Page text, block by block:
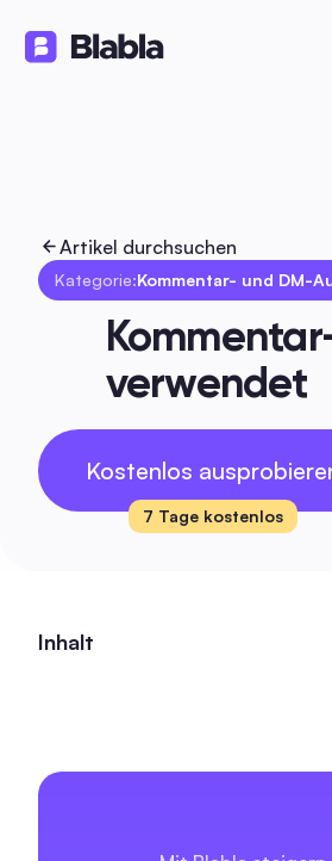
Artikel durchsuchen
Kategorie:Kommentar- und DM-
verwendet
Kostenlos
7 Tage kostenlos
Inhalt